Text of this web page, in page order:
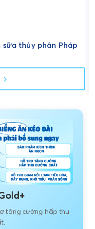
thủy phân Pháp
tăng cường hấp thu